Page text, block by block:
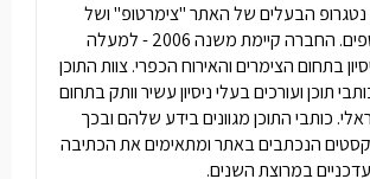
הבעלים של האתר "צימרטופ" ושל
פורטלי תיירות נוספים. החברה קיימת משנה 2006 - למעלה
ניסיון בתחום הצימרים והאירוח הכפרי. צוות התוכן
תוכן ועורכים בעלי ניסיון עשיר וותק בתחום
כותבי התוכן מגוונים בידע שלהם ובכך
הנכתבים באתר ומתאימים את הכתיבה
במרוצת השנים.